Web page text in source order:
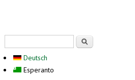
Deutsch
Esperanto